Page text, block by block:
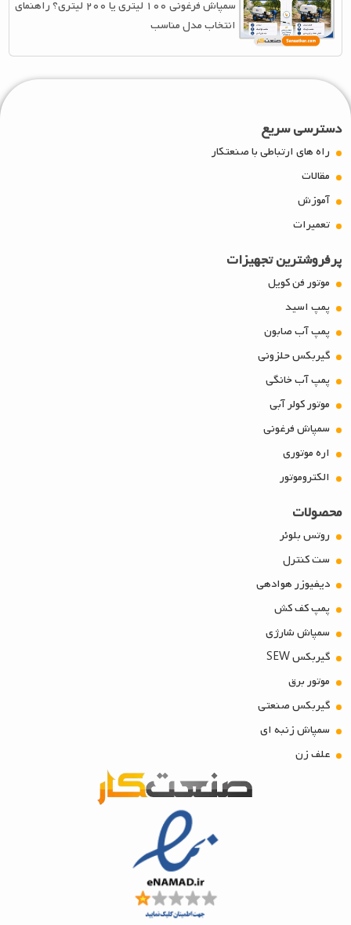
سمپاش فرغونی ۱۰۰ لیتری یا ۲۰۰ لیتری؟ راهنمای
انتخاب مدل مناسب
دسترسی سریع
راه های ارتباطی با صنعتکار
مقالات
آموزش
تعمیرات
پرفروشترین تجهیزات
موتور فن کویل
پمپ اسید
پمپ آب صابون
گیربکس حلزونی
پمپ آب خانگی
موتور کولر آبی
سمپاش فرغونی
اره موتوری
الکتروموتور
محصولات
روتس بلوئر
ست کنترل
دیفیوزر هوادهی
پمپ کف کش
سمپاش شارژی
گیربکس SEW
موتور برق
گیربکس صنعتی
سمپاش زنبه ای
علف زن